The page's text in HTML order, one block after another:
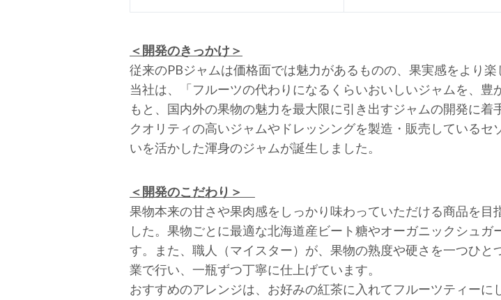
＜開発のきっかけ＞
従来のPBジャムは価格面では魅力があるものの、果実感をより
当社は、「フルーツの代わりになるくらいおいしいジャムを、
もと、国内外の果物の魅力を最大限に引き出すジャムの開発に
クオリティの高いジャムやドレッシングを製造・販売している
いを活かした渾身のジャムが誕生しました。
＜開発のこだわり＞
果物本来の甘さや果肉感をしっかり味わっていただける商品を
した。果物ごとに最適な北海道産ビート糖やオーガニックシュ
す。また、職人（マイスター）が、果物の熟度や硬さを一つひ
業で行い、一瓶ずつ丁寧に仕上げています。
おすすめのアレンジは、お好みの紅茶に入れてフルーツティー